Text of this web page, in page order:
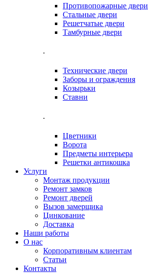
Противопожарные двери
Стальные двери
Решетчатые двери
Тамбурные двери
.
Технические двери
Заборы и ограждения
Козырьки
Ставни
.
Цветники
Ворота
Предметы интерьера
Решетки антикошка
Услуги
Монтаж продукции
Ремонт замков
Ремонт дверей
Вызов замерщика
Цинкование
Доставка
Наши работы
О нас
Корпоративным клиентам
Статьи
Контакты